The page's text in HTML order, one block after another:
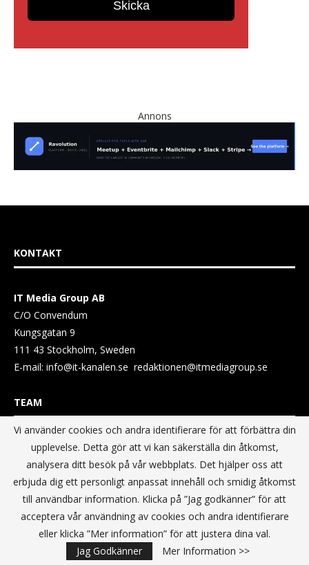
Annons
KONTAKT
IT Media Group AB
C/O Convendum
Kungsgatan 9
111 43 Stockholm, Sweden
E-mail: info@it-kanalen.se redaktionen@itmediagroup.se
TEAM
Ansvarig Utgivare och VD:
Annika Guldroth
E-mail: annika@itmediagroup.se
TERMS & CONDITIONS / VILLKOR
Data Privacy Policy
Vi använder cookies och andra identifierare för att förbättra din
upplevelse. Detta gör att vi kan säkerställa din åtkomst,
analysera ditt besök på vår webbplats. Det hjälper oss att
erbjuda dig ett personligt anpassat innehåll och smidig åtkomst
till användbar information. Klicka på ”Jag godkänner” för att
acceptera vår användning av cookies och andra identifierare
eller klicka ”Mer information” för att justera dina val.
Jag Godkänner
Mer Information >>